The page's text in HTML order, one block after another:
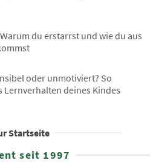
du erstarrst und wie du aus
oder unmotiviert? So
Lernverhalten deines Kindes
Startseite
seit 1997